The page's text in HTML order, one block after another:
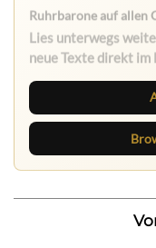
Ruhrbarone auf allen
Lies unterwegs
neue Texte direkt im